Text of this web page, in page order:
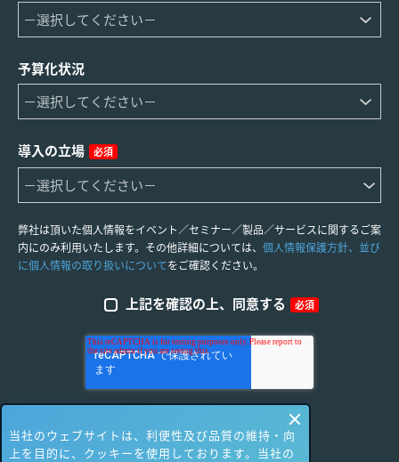
予算化状況
導入の立場 必須
弊社は頂いた個人情報をイベント／セミナー／製品／サービスに関するご案
内にのみ利用いたします。その他詳細については、 個人情報保護方針、並び
に個人情報の取り扱いについてをご確認ください。
上記を確認の上、同意する 必須
当社のウェブサイトは、利便性及び品質の維持・向
上を目的に、クッキーを使用しております。当社の